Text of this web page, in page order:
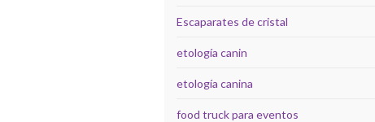
Escaparates de cristal
etología canin
etología canina
food truck para eventos